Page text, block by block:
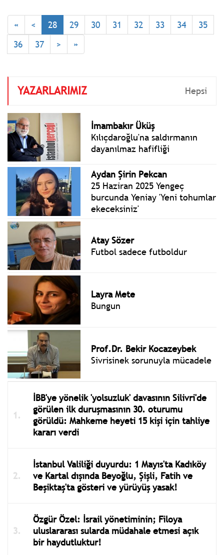
genişleyerek şişmesiyle
meydana gelen bir damar
« < 28 29 30 31 32 33 34
35
36
37 > »
YAZARLARIMIZ Hepsi
İmambakır Üküş
Kılıçdaroğlu'na saldırmanın
dayanılmaz hafifliği
Aydan Şirin Pekcan
25 Haziran 2025 Yengeç
burcunda Yeniay 'Yeni tohumlar
ekeceksiniz'
Atay Sözer
Futbol sadece futboldur
Layra Mete
Bungun
Prof.Dr. Bekir Kocazeybek
Sivrisinek sorunuyla mücadele
İBB'ye yönelik 'yolsuzluk' davasının Silivri'de
görülen ilk duruşmasının 30. oturumu
görüldü: Mahkeme heyeti 15 kişi için tahliye
kararı verdi
İstanbul Valiliği duyurdu: 1 Mayıs'ta Kadıköy
ve Kartal dışında Beyoğlu, Şişli, Fatih ve
Beşiktaş'ta gösteri ve yürüyüş yasak!
Özgür Özel: İsrail yönetiminin; Filoya
uluslararası sularda müdahale etmesi açık
bir haydutluktur!